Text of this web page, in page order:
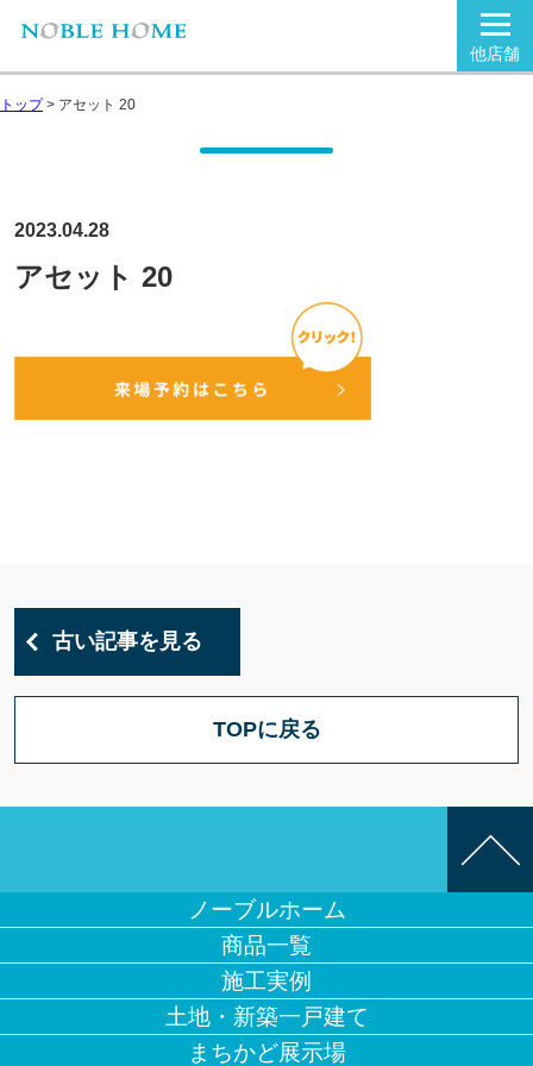
他店舗
トップ> アセット 20
2023.04.28
アセット 20
古い記事を見る
TOPに戻る
ノーブルホーム
商品一覧
施工実例
土地・新築一戸建て
まちかど展示場